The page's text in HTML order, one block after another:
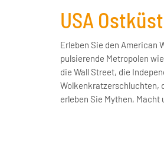
USA
Erleben Sie den American
pulsierende Metropolen
die Wall Street, die
Wolkenkratzerschluchten,
erleben Sie Mythen, Macht